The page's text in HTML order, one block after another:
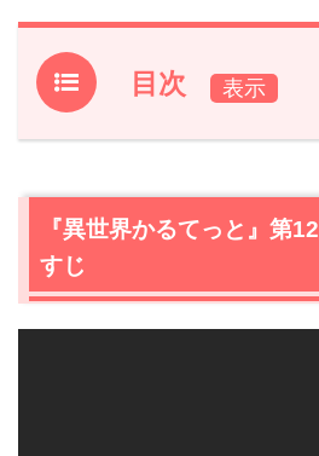
目次
1.『異世界かるてっと』第12話（
『異世界かるてっと』第
すじ